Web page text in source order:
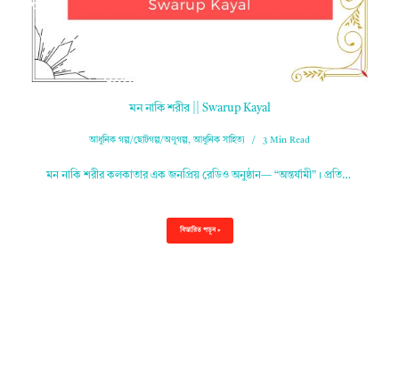
মন নাকি শরীর || Swarup Kayal
আধুনিক গল্প/ছোটগল্প/অণুগল্প,আধুনিক সাহিত্য 3 Min Read
মন নাকি শরীর কলকাতার এক জনপ্রিয় রেডিও অনুষ্ঠান— “অন্তর্যামী”। প্রতি…
বিস্তারিত পড়ুন »